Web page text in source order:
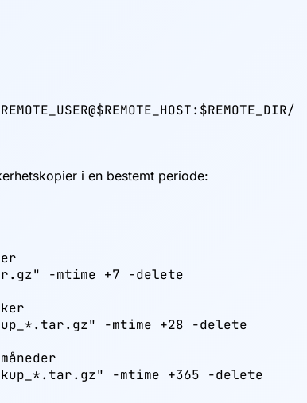
i en bestemt periode:
-mtime +7 -delete
-mtime +28 -delete
-mtime +365 -delete